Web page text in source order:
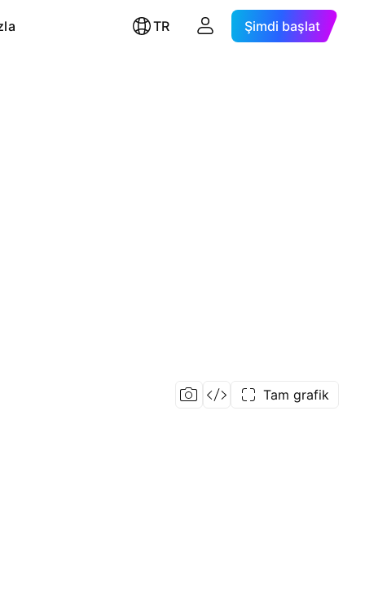
TR Şimdi başlat
Tam grafik